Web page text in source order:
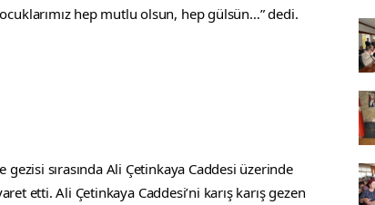
hep mutlu olsun, hep gülsün…” dedi.
sırasında Ali Çetinkaya Caddesi üzerinde
etti. Ali Çetinkaya Caddesi’ni karış karış gezen